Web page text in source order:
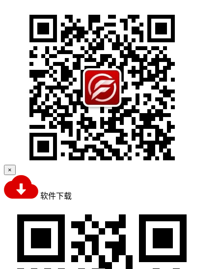
×
软件下载